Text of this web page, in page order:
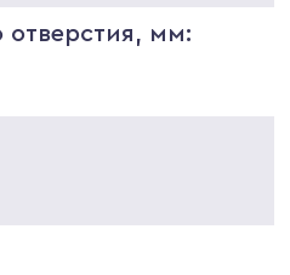
отверстия, мм: